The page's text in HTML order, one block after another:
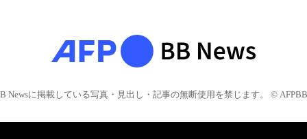
Newsに掲載している写真・見出し・記事の無断使用を禁じます。 © AFPBB